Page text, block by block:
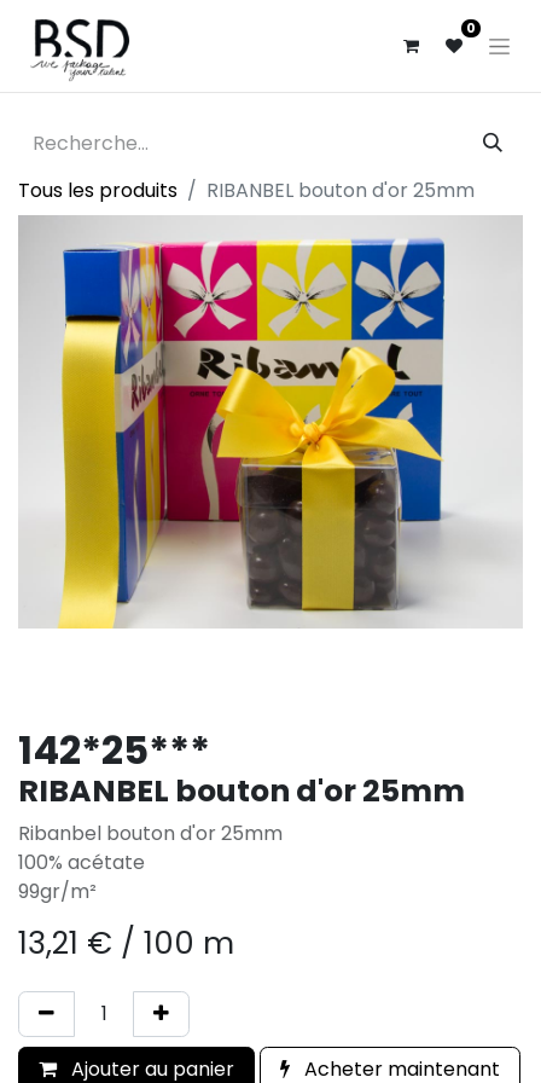
0
Tous les produits RIBANBEL bouton d'or 25mm
142*25***
RIBANBEL bouton d'or 25mm
Ribanbel bouton d'or 25mm
100% acétate
99gr/m²
13,21 € / 100 m
Ajouter au panier Acheter maintenant